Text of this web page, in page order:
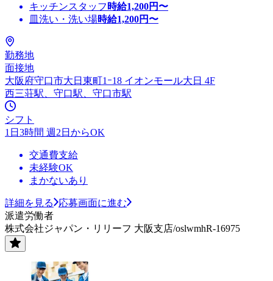
キッチンスタッフ 時給1,200円〜
皿洗い・洗い場時給1,200円〜
勤務地
面接地
大阪府守口市大日東町1ｰ18 イオンモール大日 4F
西三荘駅、守口駅、守口市駅
シフト
1日3時間 週2日からOK
交通費支給
未経験OK
まかないあり
詳細を見る
応募画面に進む
派遣労働者
株式会社ジャパン・リリーフ 大阪支店/oslwmhR-16975